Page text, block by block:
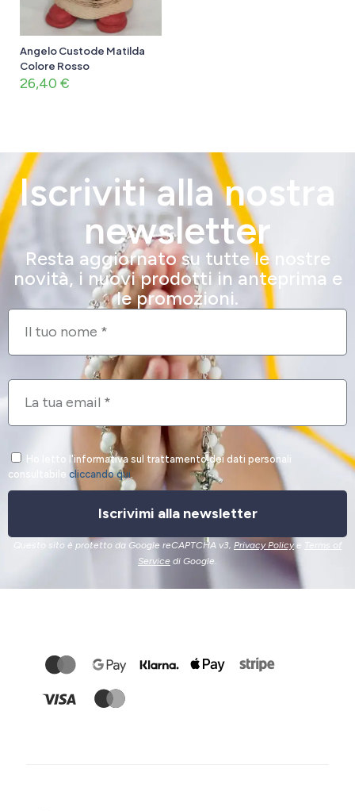
Angelo Custode Matilda
Colore Rosso
26,40 €
Iscriviti alla nostra
newsletter
Resta aggiornato su tutte le nostre
novità, i nuovi prodotti in anteprima e
le promozioni.
Ho letto l'informativa sul trattamento dei dati personali
consultabile cliccando qui.
Iscrivimi alla newsletter
Questo sito è protetto da Google reCAPTCHA v3, Privacy Policye Terms of
Service di Google.